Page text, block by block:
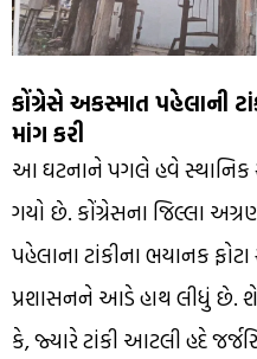
કોંગ્રેસે અકસ્માત પહેલાની
માંગ કરી
આ ઘટનાને પગલે હવે સ્થાનિક
ગયો છે. કોંગ્રેસના જિલ્લા
પહેલાના ટાંકીના ભયાનક
પ્રશાસનને આડે હાથ લીધું છે.
કે, જ્યારે ટાંકી આટલી હદે